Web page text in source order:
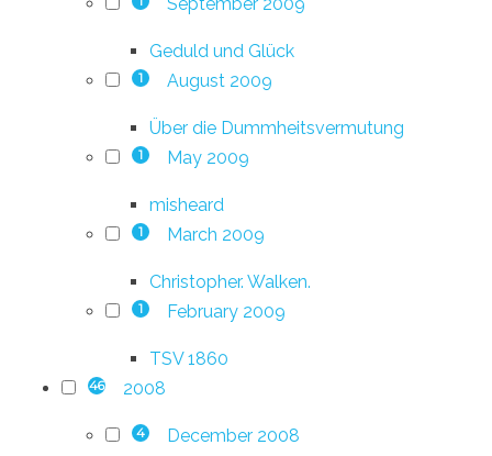
Geduld und Glück
1 August 2009
Über die Dummheitsvermutung
1 May 2009
misheard
1 March 2009
Christopher. Walken.
1 February 2009
TSV 1860
46 2008
4 December 2008